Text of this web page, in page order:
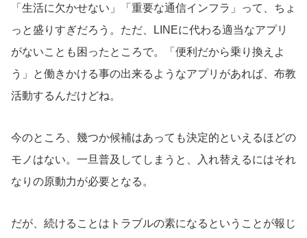
「生活に欠かせない」「重要な通信インフラ」って、ちょ
っと盛りすぎだろう。ただ、LINEに代わる適当なアプリ
がないことも困ったところで。「便利だから乗り換えよ
う」と働きかける事の出来るようなアプリがあれば、布教
活動するんだけどね。
今のところ、幾つか候補はあっても決定的といえるほどの
モノはない。一旦普及してしまうと、入れ替えるにはそれ
なりの原動力が必要となる。
だが、続けることはトラブルの素になるということが報じ